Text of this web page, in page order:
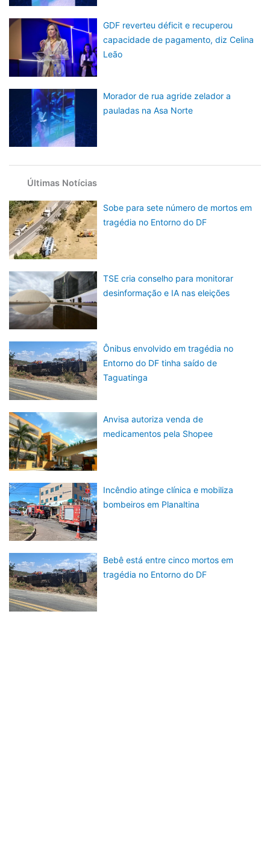
GDF reverteu déficit e recuperou
capacidade de pagamento, diz Celina
Leão
Morador de rua agride zelador a
pauladas na Asa Norte
Últimas Notícias
Sobe para sete número de mortos em
tragédia no Entorno do DF
TSE cria conselho para monitorar
desinformação e IA nas eleições
Ônibus envolvido em tragédia no
Entorno do DF tinha saído de
Taguatinga
Anvisa autoriza venda de
medicamentos pela Shopee
Incêndio atinge clínica e mobiliza
bombeiros em Planaltina
Bebê está entre cinco mortos em
tragédia no Entorno do DF